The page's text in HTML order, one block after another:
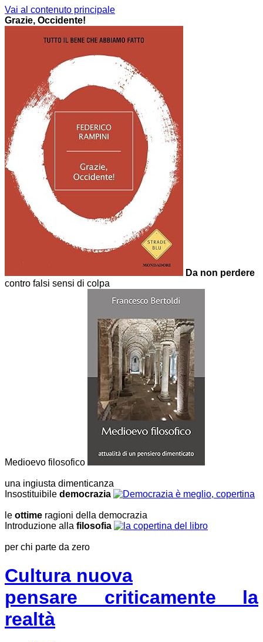
Vai al contenuto principale
Grazie, Occidente!
Da non perdere
contro falsi sensi di colpa
Medioevo filosofico
una ingiusta dimenticanza
Insostituibile democrazia
le ottime ragioni della democrazia
Introduzione alla filosofia
per chi parte da zero
Cultura nuova
pensare criticamente la
realtà